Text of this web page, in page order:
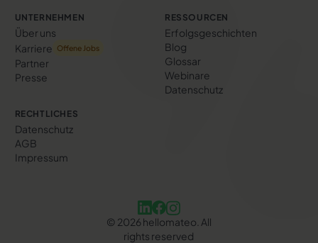
UNTERNEHMEN
Über uns
Karriere
Offene Jobs
Partner
Presse
RESSOURCEN
Erfolgs­geschichten
Blog
Glossar
Webinare
Datenschutz
RECHTLICHES
Datenschutz
AGB
Impressum
© 2026 hellomateo. All
rights reserved